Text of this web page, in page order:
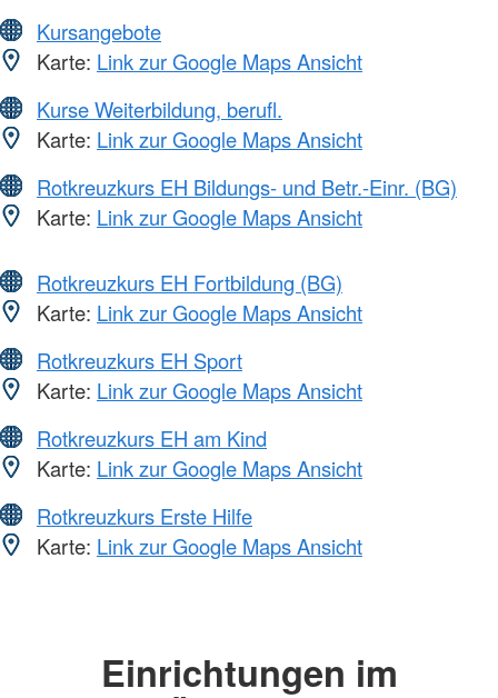
Kursangebote
Karte: Link zur Google Maps Ansicht
Kurse Weiterbildung, berufl.
Karte: Link zur Google Maps Ansicht
Rotkreuzkurs EH Bildungs- und Betr.-Einr. (BG)
Karte: Link zur Google Maps Ansicht
Rotkreuzkurs EH Fortbildung (BG)
Karte: Link zur Google Maps Ansicht
Rotkreuzkurs EH Sport
Karte: Link zur Google Maps Ansicht
Rotkreuzkurs EH am Kind
Karte: Link zur Google Maps Ansicht
Rotkreuzkurs Erste Hilfe
Karte: Link zur Google Maps Ansicht
Einrichtungen im